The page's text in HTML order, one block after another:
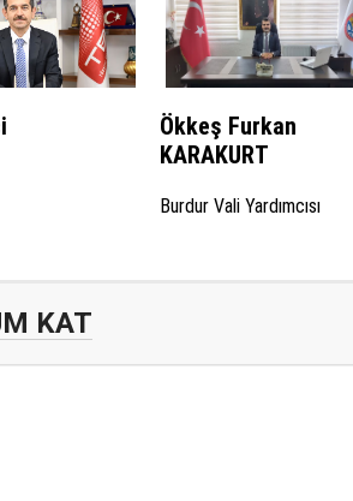
Ökkeş Furkan
KARAKURT
Burdur Vali Yardımcısı
KAT